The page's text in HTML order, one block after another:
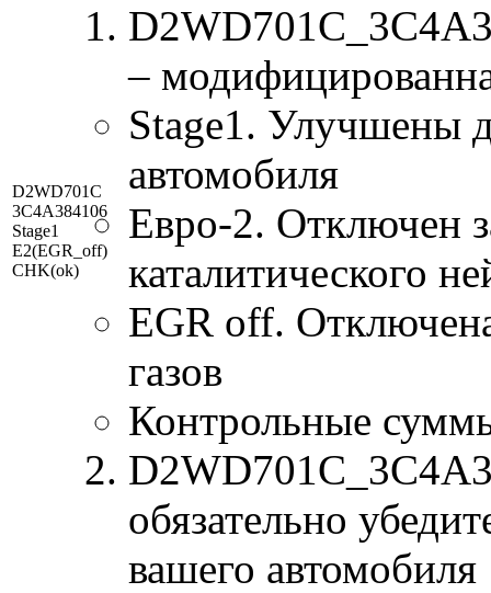
D2WD701C
3C4A384106
Stage1
E2(EGR_off)
CHK(ok)
–
Stage1. Улучшены
автомобиля
Евро-2. Отключен
каталитического
EGR off.
газов
Контрольные
обязательно
вашего автомобиля